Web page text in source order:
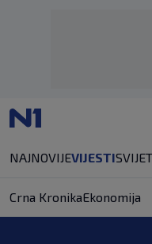
NAJNOVIJEVIJESTISVIJET
Crna KronikaEkonomija